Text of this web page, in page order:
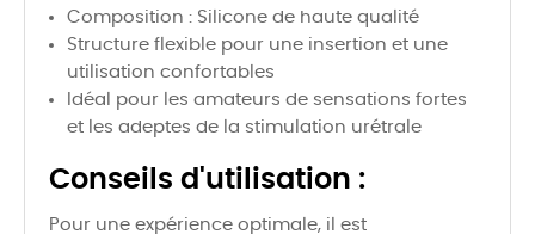
Composition : Silicone de haute qualité
Structure flexible pour une insertion et une
utilisation confortables
Idéal pour les amateurs de sensations fortes
et les adeptes de la stimulation urétrale
Conseils d'utilisation :
Pour une expérience optimale, il est